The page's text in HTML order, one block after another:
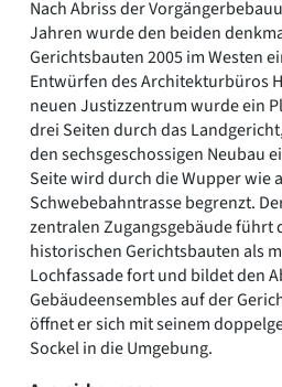
Nach Abriss der
Jahren wurde den beiden
Gerichtsbauten 2005 im Westen
Entwürfen des Architekturbüros
neuen Justizzentrum wurde ein
drei Seiten durch das
den sechsgeschossigen Neubau
Seite wird durch die Wupper wie
Schwebebahntrasse begrenzt.
zentralen Zugangsgebäude führt
historischen Gerichtsbauten als
Lochfassade fort und bildet den
Gebäudeensembles auf der
öffnet er sich mit seinem
Sockel in die Umgebung.